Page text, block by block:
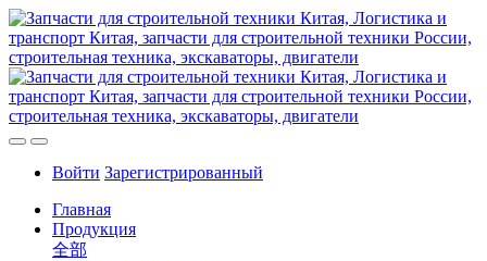
Войти Зарегистрированный
Главная
Продукция
全部